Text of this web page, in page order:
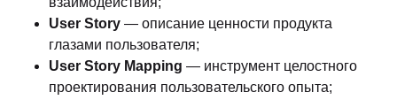
User Story — описание ценности продукта
глазами пользователя;
User Story Mapping — инструмент целостного
проектирования пользовательского опыта;